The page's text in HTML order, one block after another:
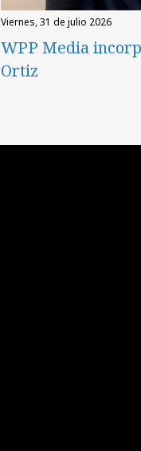
viernes, 31 de julio 2026
WPP Media
Ortiz